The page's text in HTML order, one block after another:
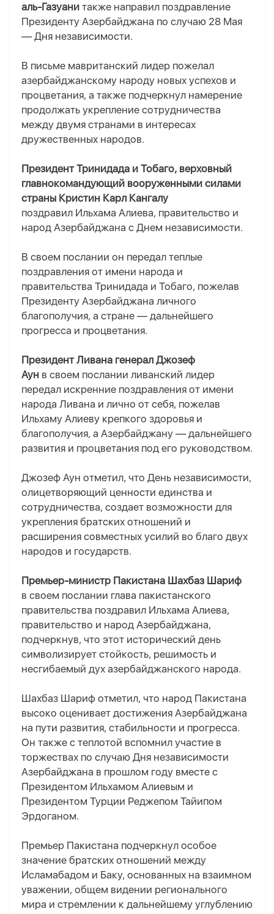
аль-Газуани также направил поздравление
Президенту Азербайджана по случаю 28 Мая
— Дня независимости.
В письме мавританский лидер пожелал
азербайджанскому народу новых успехов и
процветания, а также подчеркнул намерение
продолжать укрепление сотрудничества
между двумя странами в интересах
дружественных народов.
Президент Тринидада и Тобаго, верховный
главнокомандующий вооруженными силами
страны Кристин Карл Кангалу
поздравил Ильхама Алиева, правительство и
народ Азербайджана с Днем независимости.
В своем послании он передал теплые
поздравления от имени народа и
правительства Тринидада и Тобаго, пожелав
Президенту Азербайджана личного
благополучия, а стране — дальнейшего
прогресса и процветания.
Президент Ливана генерал Джозеф
Аун в своем послании ливанский лидер
передал искренние поздравления от имени
народа Ливана и лично от себя, пожелав
Ильхаму Алиеву крепкого здоровья и
благополучия, а Азербайджану — дальнейшего
развития и процветания под его руководством.
Джозеф Аун отметил, что День независимости,
олицетворяющий ценности единства и
сотрудничества, создает возможности для
укрепления братских отношений и
расширения совместных усилий во благо двух
народов и государств.
Премьер-министр Пакистана Шахбаз Шариф
в своем послании глава пакистанского
правительства поздравил Ильхама Алиева,
правительство и народ Азербайджана,
подчеркнув, что этот исторический день
символизирует стойкость, решимость и
несгибаемый дух азербайджанского народа.
Шахбаз Шариф отметил, что народ Пакистана
высоко оценивает достижения Азербайджана
на пути развития, стабильности и прогресса.
Он также с теплотой вспомнил участие в
торжествах по случаю Дня независимости
Азербайджана в прошлом году вместе с
Президентом Ильхамом Алиевым и
Президентом Турции Реджепом Тайипом
Эрдоганом.
Премьер Пакистана подчеркнул особое
значение братских отношений между
Исламабадом и Баку, основанных на взаимном
уважении, общем видении регионального
мира и стремлении к дальнейшему углублению